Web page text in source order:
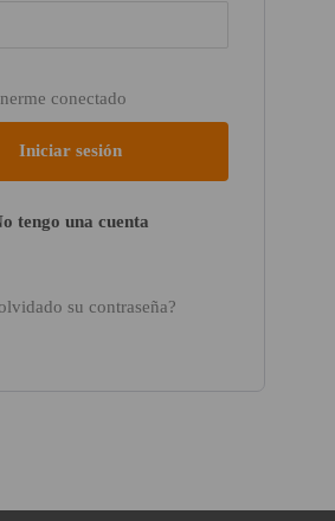
conectado
tengo una cuenta
su contraseña?